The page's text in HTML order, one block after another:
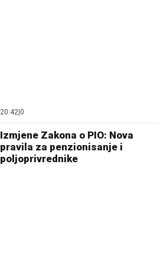
20:42|0
Izmjene Zakona o PIO: Nova
pravila za penzionisanje i
poljoprivrednike